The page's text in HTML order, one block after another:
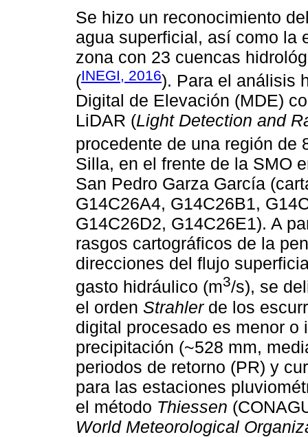
Se hizo un reconocimiento
agua superficial, así como la
zona con 23 cuencas
(INEGI, 2016). Para el análisis
Digital de Elevación (MDE)
LiDAR (Light Detection and
procedente de una región de
Silla, en el frente de la SMO
San Pedro Garza García
G14C26A4, G14C26B1,
G14C26D2, G14C26E1). A
rasgos cartográficos de la
direcciones del flujo
gasto hidráulico (m3/s), se
el orden Strahlerde los
digital procesado es menor
precipitación (~528 mm,
periodos de retorno (PR) y
para las estaciones
el método Thiessen
World Meteorological